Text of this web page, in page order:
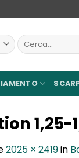
Cerca:
1,25-
2025 × 2419in